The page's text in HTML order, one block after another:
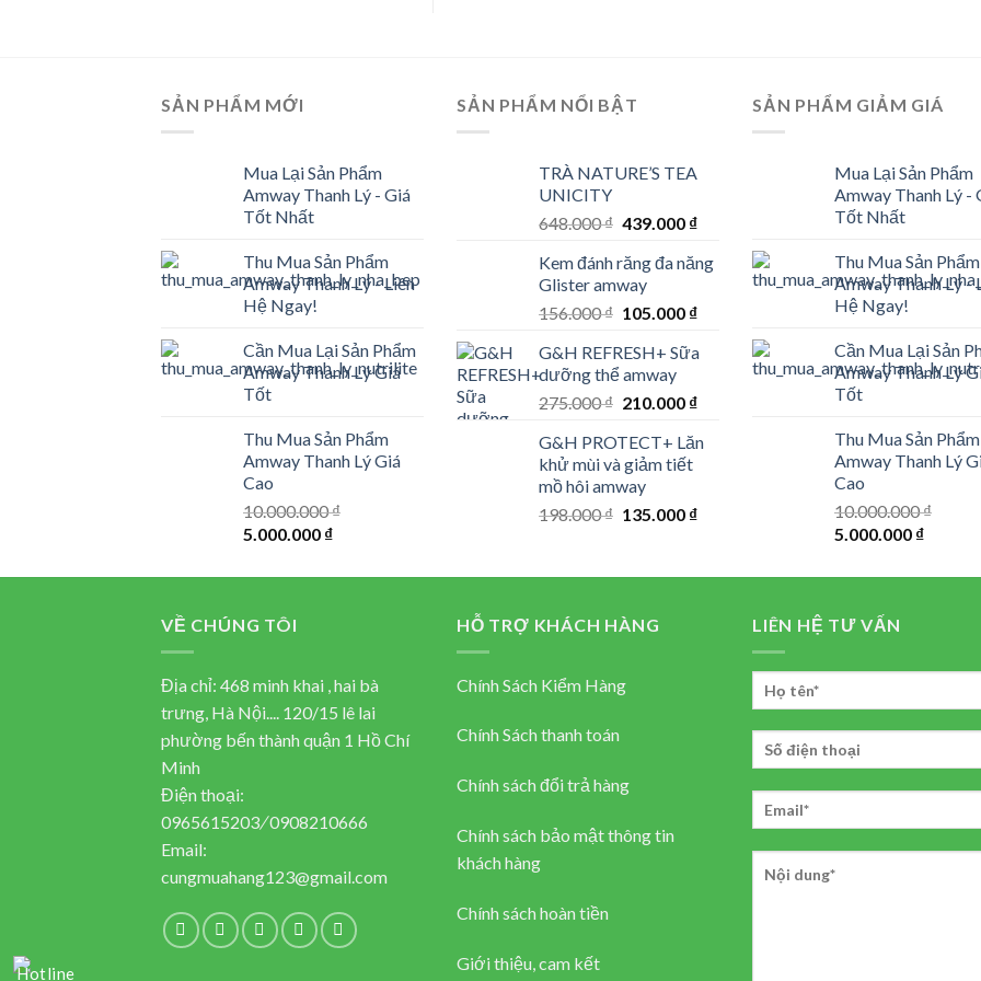
SẢN PHẨM MỚI
Mua Lại Sản Phẩm
Amway Thanh Lý - Giá
Tốt Nhất
Thu Mua Sản Phẩm
Amway Thanh Lý - Liên
Hệ Ngay!
Cần Mua Lại Sản Phẩm
Amway Thanh Lý Giá
Tốt
Thu Mua Sản Phẩm
Amway Thanh Lý Giá
Cao
10.000.000₫
Original
was:
5.000.000 ₫Current
is:
SẢN PHẨM NỔI BẬT
TRÀ NATURE’S TEA
UNICITY
648.000₫ Original
was:
648.000 ₫.
439.000 ₫Current
is:
439.000 ₫.
Kem đánh răng đa năng
Glister amway
156.000₫ Original
was:
156.000 ₫.
105.000 ₫Current
is:
105.000 ₫.
G&H REFRESH+ Sữa
dưỡng thể amway
275.000₫ Original
was:
275.000 ₫.
210.000 ₫Current
is:
G&H PROTECT+ Lăn
khử mùi và giảm tiết
mồ hôi amway
198.000₫ Original
198.000 ₫.
135.000 ₫Current
135.000 ₫.
SẢN PHẨM GIẢM GIÁ
Mua Lại Sản Phẩm
Amway Thanh Lý -
Tốt Nhất
Thu Mua Sản Phẩm
Amway Thanh Lý -
Hệ Ngay!
Cần Mua Lại Sản
Amway Thanh Lý
Tốt
Thu Mua Sản Phẩm
Amway Thanh Lý
Cao
10.000.000₫
Original
was:
5.000.000 ₫Current
is:
VỀ CHÚNG TÔI
Địa chỉ: 468 minh khai , hai bà
trưng, Hà Nội.... 120/15 lê lai
phường bến thành quận 1 Hồ Chí
Minh
Điện thoại:
0965615203/0908210666
Email:
cungmuahang123@gmail.com
HỖ TRỢ KHÁCH HÀNG
Chính Sách Kiểm Hàng
Chính Sách thanh toán
Chính sách đổi trả hàng
Chính sách bảo mật thông tin
khách hàng
Chính sách hoàn tiền
Giới thiệu, cam kết
LIÊN HỆ TƯ VẤN